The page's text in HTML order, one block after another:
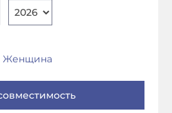
Женщина